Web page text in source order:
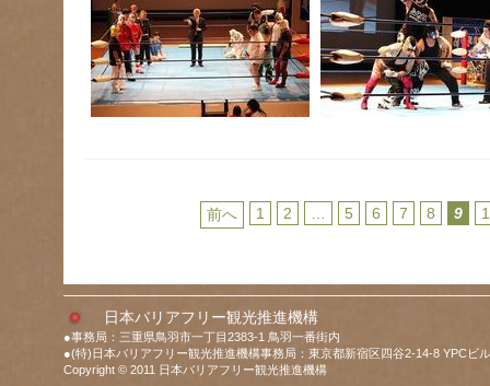
前へ 1 2 5 6 7 8 9
日本バリアフリー観光推進機構
●事務局：三重県鳥羽市一丁目2383-1 鳥羽一番街内
●(特)日本バリアフリー観光推進機構事務局：東京都新宿区四谷2-14-8 YPCビ
Copyright © 2011 日本バリアフリー観光推進機構